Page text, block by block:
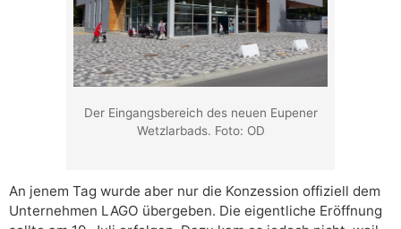
Der Eingangsbereich des neuen Eupener
Wetzlarbads. Foto: OD
An jenem Tag wurde aber nur die Konzession offiziell dem
Unternehmen LAGO übergeben. Die eigentliche Eröffnung